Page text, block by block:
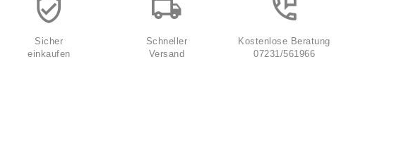
Sicher
einkaufen
Schneller
Versand
Kostenlose Beratung
07231/561966